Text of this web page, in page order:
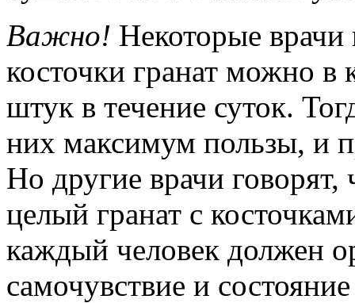
Важно! Некоторые
косточки гранат можно в
штук в течение суток.
них максимум пользы, и
Но другие врачи
целый гранат с
каждый человек должен
самочувствие и